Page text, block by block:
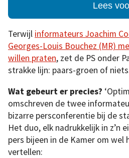
Lees
Terwijl informateurs Joachim
Georges-Louis Bouchez (MR)
willen praten, zet de PS onder
strakke lijn: paars-groen of
Wat gebeurt er precies?
omschreven de twee
bizarre persconferentie bij de
Het duo, elk nadrukkelijk in z’n
pers bijeen in de Kamer om wel
vertellen: